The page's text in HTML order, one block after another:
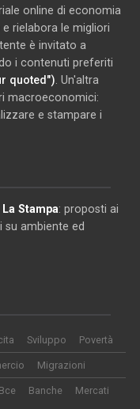
online di economia
rielabora le migliori
è invitato a
i contenuti preferiti
quoted") . Un'altra
macroeconomici:
e stampare i
La Stampa: proposti ai
su ambiente ed
Sviluppo Povertà
Migrazioni
Bce Banche Mercati